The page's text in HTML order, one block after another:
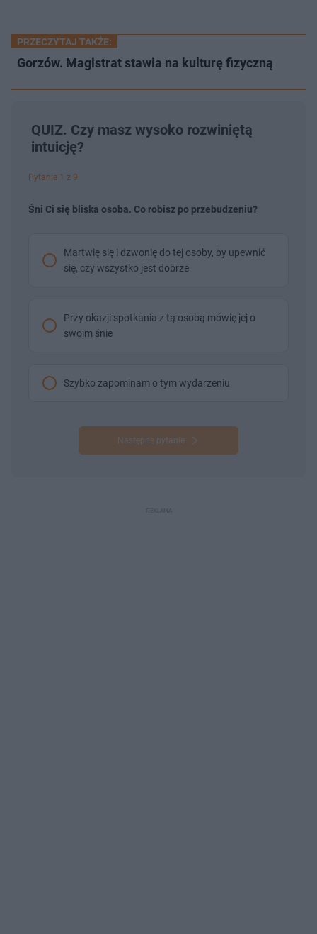
PRZECZYTAJ TAKŻE:
Gorzów. Magistrat stawia na kulturę fizyczną
QUIZ. Czy masz wysoko rozwiniętą
intuicję?
Pytanie 1 z 9
Śni Ci się bliska osoba. Co robisz po przebudzeniu?
Martwię się i dzwonię do tej osoby, by upewnić
się, czy wszystko jest dobrze
Przy okazji spotkania z tą osobą mówię jej o
swoim śnie
Szybko zapominam o tym wydarzeniu
Następne pytanie